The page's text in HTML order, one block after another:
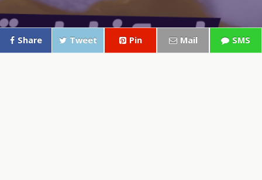
Share Tweet Pin Mail SMS